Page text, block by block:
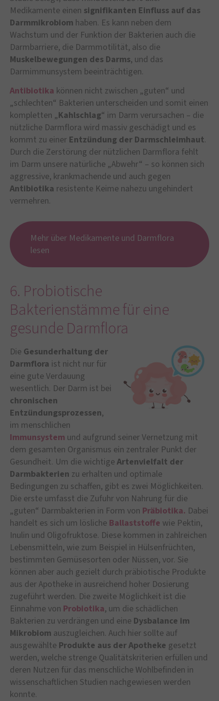
Medikamente einen signifikanten Einfluss auf das
Darmmikrobiom haben. Es kann neben dem
Wachstum und der Funktion der Bakterien auch die
Darmbarriere, die Darmmotilität, also die
Muskelbewegungen des Darms, und das
Darmimmunsystem beeinträchtigen.
Antibiotika können nicht zwischen „guten“ und
„schlechten“ Bakterien unterscheiden und somit einen
kompletten „Kahlschlag“ im Darm verursachen – die
nützliche Darmflora wird massiv geschädigt und es
kommt zu einer Entzündung der Darmschleimhaut.
Durch die Zerstörung der nützlichen Darmflora fehlt
im Darm unsere natürliche „Abwehr“ – so können sich
aggressive, krankmachende und auch gegen
Antibiotika resistente Keime nahezu ungehindert
vermehren.
Mehr über Medikamente und Darmflora
lesen
6. Probiotische
Bakterienstämme für eine
gesunde Darmflora
Die Gesunderhaltung der
Darmflora ist nicht nur für
eine gute Verdauung
wesentlich. Der Darm ist bei
chronischen
Entzündungsprozessen,
im menschlichen
Immunsystem und aufgrund seiner Vernetzung mit
dem gesamten Organismus ein zentraler Punkt der
Gesundheit. Um die wichtige Artenvielfalt der
Darmbakterien zu erhalten und optimale
Bedingungen zu schaffen, gibt es zwei Möglichkeiten.
Die erste umfasst die Zufuhr von Nahrung für die
„guten“ Darmbakterien in Form von Präbiotika. Dabei
handelt es sich um lösliche Ballaststoffe wie Pektin,
Inulin und Oligofruktose. Diese kommen in zahlreichen
Lebensmitteln, wie zum Beispiel in Hülsenfrüchten,
bestimmten Gemüsesorten oder Nüssen, vor. Sie
können aber auch gezielt durch präbiotische Produkte
aus der Apotheke in ausreichend hoher Dosierung
zugeführt werden. Die zweite Möglichkeit ist die
Einnahme von Probiotika, um die schädlichen
Bakterien zu verdrängen und eine Dysbalance im
Mikrobiom auszugleichen. Auch hier sollte auf
ausgewählte Produkte aus der Apotheke gesetzt
werden, welche strenge Qualitätskriterien erfüllen und
deren Nutzen für das menschliche Wohlbefinden in
wissenschaftlichen Studien nachgewiesen werden
konnte.